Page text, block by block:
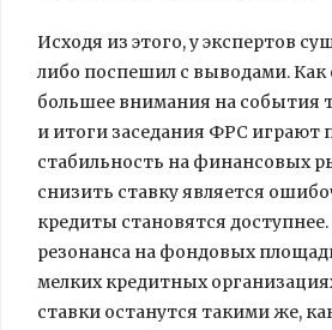
Исходя из этого, у экспертов
либо поспешил с выводами. Как
большее внимания на события
и итоги заседания ФРС играют
стабильность на финансовых
снизить ставку является
кредиты становятся
резонанса на фондовых
мелких кредитных
ставки останутся такими же,